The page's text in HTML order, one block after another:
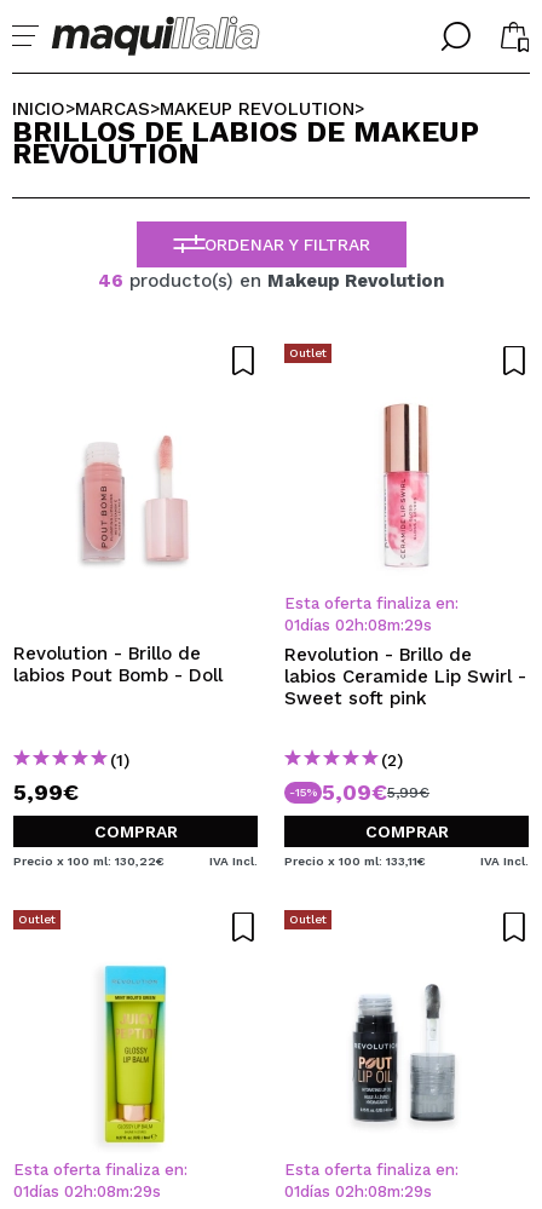
╳
Ya soy #maquilover, tengo cuenta
BIENVENIDX!
No tengo cuenta aquí
QUIERO REGISTRARME
Al crear una cuenta en Maquillalia.com podrás realizar
tus compras rápidamente, revisar el estado de tus
pedidos y consultar tus operaciones anteriores.
╳
SELECCIONA TU IDIOMA
ENGLISH
FRANCES
ALEMAN
ITALIANO
INICIO>MARCAS>MAKEUP REVOLUTION>
BRILLOS DE LABIOS DE MAKEUP
REVOLUTION
ORDENAR Y FILTRAR
46 producto(s) en Makeup Revolution
Revolution - Brillo de
labios Pout Bomb - Doll
(1)
5,99€
COMPRAR
Precio x 100 ml: 130,22€ IVA Incl.
Outlet
Esta oferta finaliza en:
01días 02 h:08m:28s
Revolution - Brillo de
labios Ceramide Lip Swirl -
Sweet soft pink
(2)
-15% 5,09€5,99€
COMPRAR
Precio x 100 ml: 133,11€ IVA Incl.
Outlet
Esta oferta finaliza en:
01días 02 h:08m:28s
Outlet
Esta oferta finaliza en:
01días 02 h:08m:28s